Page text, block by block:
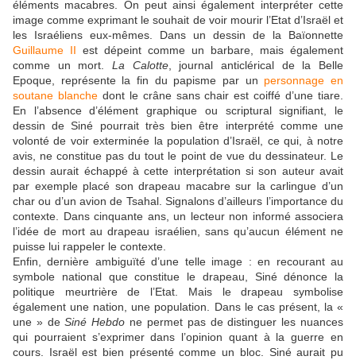
éléments macabres. On peut ainsi également interpréter cette
image comme exprimant le souhait de voir mourir l’Etat d’Israël et
les Israéliens eux-mêmes. Dans un dessin de la Baïonnette
Guillaume II est dépeint comme un barbare, mais également
comme un mort. La Calotte, journal anticlérical de la Belle
Epoque, représente la fin du papisme par un personnage en
soutane blanchedont le crâne sans chair est coiffé d’une tiare.
En l’absence d’élément graphique ou scriptural signifiant, le
dessin de Siné pourrait très bien être interprété comme une
volonté de voir exterminée la population d’Israël, ce qui, à notre
avis, ne constitue pas du tout le point de vue du dessinateur. Le
dessin aurait échappé à cette interprétation si son auteur avait
par exemple placé son drapeau macabre sur la carlingue d’un
char ou d’un avion de Tsahal. Signalons d’ailleurs l’importance du
contexte. Dans cinquante ans, un lecteur non informé associera
l’idée de mort au drapeau israélien, sans qu’aucun élément ne
puisse lui rappeler le contexte.
Enfin, dernière ambiguïté d’une telle image : en recourant au
symbole national que constitue le drapeau, Siné dénonce la
politique meurtrière de l’Etat. Mais le drapeau symbolise
également une nation, une population. Dans le cas présent, la «
une » deSiné Hebdo ne permet pas de distinguer les nuances
qui pourraient s’exprimer dans l’opinion quant à la guerre en
cours. Israël est bien présenté comme un bloc. Siné aurait pu